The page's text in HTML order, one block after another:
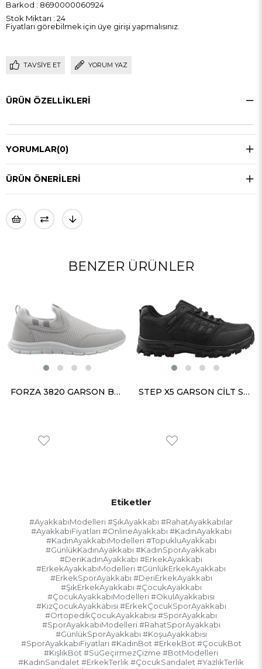
Barkod : 8690000060924
Stok Miktarı : 24
Fiyatları görebilmek için üye girişi yapmalısınız.
TAVSIYE ET YORUM YAZ
ÜRÜN ÖZELLIKLERI
YORUMLAR(0)
ÜRÜN ÖNERILERI
BENZER ÜRÜNLER
FORZA 3820 GARSON BUZ ANORAK STEP X5 GARSON CİLT SİYAH
Etiketler
#AyakkabıModelleri #ŞıkAyakkabı #RahatAyakkabılar
#AyakkabıFiyatları #OnlineAyakkabı #KadınAyakkabı
#KadınAyakkabıModelleri #TopukluAyakkabı
#GünlükKadınAyakkabı #KadınSporAyakkabı
#DeriKadınAyakkabı #ErkekAyakkabı
#ErkekAyakkabıModelleri #GünlükErkekAyakkabı
#ErkekSporAyakkabı #DeriErkekAyakkabı
#ŞıkErkekAyakkabı #ÇocukAyakkabı
#ÇocukAyakkabıModelleri #OkulAyakkabısı
#KızÇocukAyakkabısı #ErkekÇocukSporAyakkabı
#OrtopedikÇocukAyakkabısı #SporAyakkabı
#SporAyakkabıModelleri #RahatSporAyakkabı
#GünlükSporAyakkabı #KoşuAyakkabısı
#SporAyakkabıFiyatları #KadınBot #ErkekBot #ÇocukBot
#KışlıkBot #SuGeçirmezÇizme #BotModelleri
#KadınSandalet #ErkekTerlik #ÇocukSandalet #YazlıkTerlik